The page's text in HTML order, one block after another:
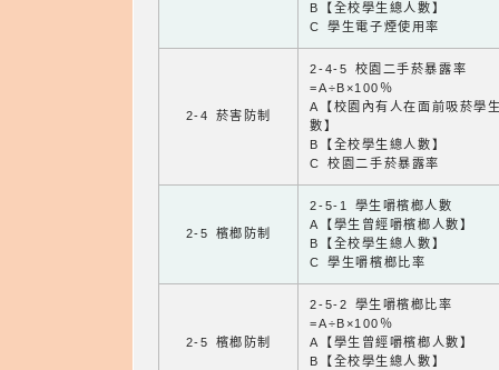
B【全校學生總人數】
C 學生電子煙使用率
2-4 菸害防制
2-4-5 校園二手菸暴露率
=A÷B×100％
A【校園內有人在面前吸菸學
數】
B【全校學生總人數】
C 校園二手菸暴露率
2-5 檳榔防制
2-5-1 學生嚼檳榔人數
A【學生曾經嚼檳榔人數】
B【全校學生總人數】
C 學生嚼檳榔比率
2-5 檳榔防制
2-5-2 學生嚼檳榔比率
=A÷B×100％
A【學生曾經嚼檳榔人數】
B【全校學生總人數】